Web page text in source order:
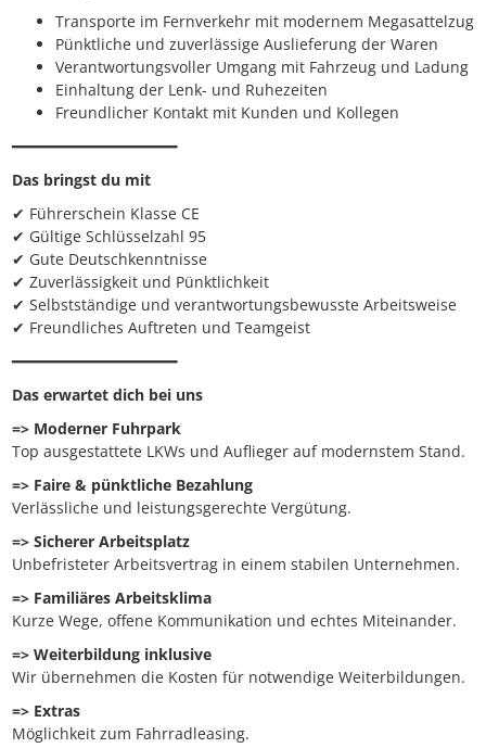
Transporte im Fernverkehr mit modernem Megasattelzug
Pünktliche und zuverlässige Auslieferung der Waren
Verantwortungsvoller Umgang mit Fahrzeug und Ladung
Einhaltung der Lenk- und Ruhezeiten
Freundlicher Kontakt mit Kunden und Kollegen
━━━━━━━━━━━━━━━━━━━
Das bringst du mit
✔ Führerschein Klasse CE
✔ Gültige Schlüsselzahl 95
✔ Gute Deutschkenntnisse
✔ Zuverlässigkeit und Pünktlichkeit
✔ Selbstständige und verantwortungsbewusste Arbeitsweise
✔ Freundliches Auftreten und Teamgeist
━━━━━━━━━━━━━━━━━━━
Das erwartet dich bei uns
=> Moderner Fuhrpark
Top ausgestattete LKWs und Auflieger auf modernstem Stand.
=> Faire & pünktliche Bezahlung
Verlässliche und leistungsgerechte Vergütung.
=> Sicherer Arbeitsplatz
Unbefristeter Arbeitsvertrag in einem stabilen Unternehmen.
=> Familiäres Arbeitsklima
Kurze Wege, offene Kommunikation und echtes Miteinander.
=> Weiterbildung inklusive
Wir übernehmen die Kosten für notwendige Weiterbildungen.
=> Extras
Möglichkeit zum Fahrradleasing.